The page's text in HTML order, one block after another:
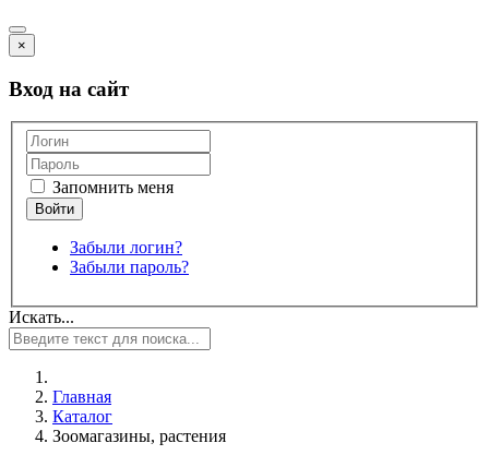
×
Вход на сайт
Запомнить меня
Забыли логин?
Забыли пароль?
Искать...
Главная
Каталог
Зоомагазины, растения